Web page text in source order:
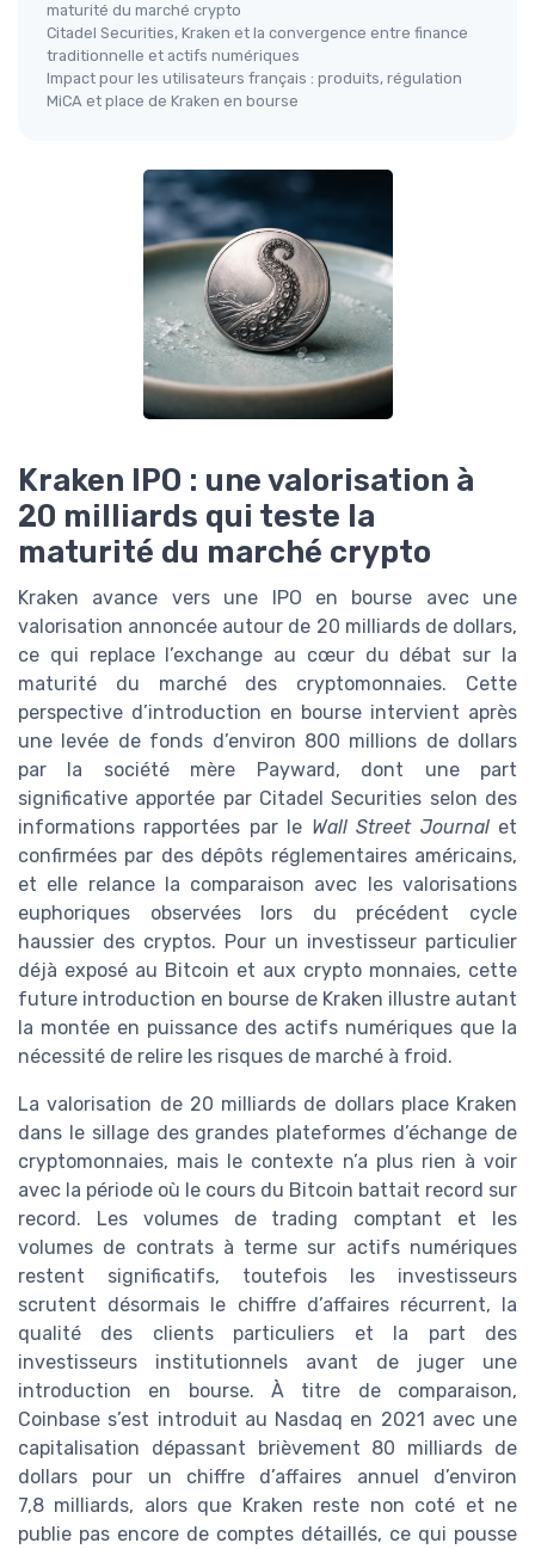
maturité du marché crypto
Citadel Securities, Kraken et la convergence entre finance
traditionnelle et actifs numériques
Impact pour les utilisateurs français : produits, régulation
MiCA et place de Kraken en bourse
Kraken IPO : une valorisation à
20 milliards qui teste la
maturité du marché crypto
Kraken avance vers une IPO en bourse avec une
valorisation annoncée autour de 20 milliards de dollars,
ce qui replace l’exchange au cœur du débat sur la
maturité du marché des cryptomonnaies. Cette
perspective d’introduction en bourse intervient après
une levée de fonds d’environ 800 millions de dollars
par la société mère Payward, dont une part
significative apportée par Citadel Securities selon des
informations rapportées par le Wall Street Journalet
confirmées par des dépôts réglementaires américains,
et elle relance la comparaison avec les valorisations
euphoriques observées lors du précédent cycle
haussier des cryptos. Pour un investisseur particulier
déjà exposé au Bitcoin et aux crypto monnaies, cette
future introduction en bourse de Kraken illustre autant
la montée en puissance des actifs numériques que la
nécessité de relire les risques de marché à froid.
La valorisation de 20 milliards de dollars place Kraken
dans le sillage des grandes plateformes d’échange de
cryptomonnaies, mais le contexte n’a plus rien à voir
avec la période où le cours du Bitcoin battait record sur
record. Les volumes de trading comptant et les
volumes de contrats à terme sur actifs numériques
restent significatifs, toutefois les investisseurs
scrutent désormais le chiffre d’affaires récurrent, la
qualité des clients particuliers et la part des
investisseurs institutionnels avant de juger une
introduction en bourse. À titre de comparaison,
Coinbase s’est introduit au Nasdaq en 2021 avec une
capitalisation dépassant brièvement 80 milliards de
dollars pour un chiffre d’affaires annuel d’environ
7,8 milliards, alors que Kraken reste non coté et ne
publie pas encore de comptes détaillés, ce qui pousse